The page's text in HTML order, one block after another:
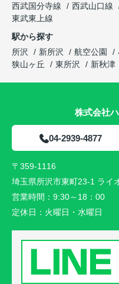
西武国分寺線
西武山口線
東武東上線
駅から探す
所沢
新所沢 航空公園
狭山ヶ丘
東所沢 新秋津
株式会社
04-2939-4877
〒359-1116
埼玉県所沢市東町23-1 ライ
営業時間： 9:30～18：00
定休日： 火曜日・水曜日